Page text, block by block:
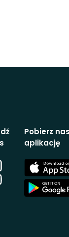
Pobierz
aplikację
App
Store
App
Store